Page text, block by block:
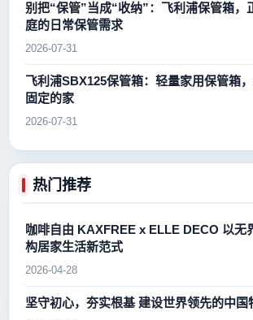
别把“保管”当成“收纳”：飞利浦保管箱，
庭的日常保管需求
2026-07-31
飞利浦SBX125保管箱：轻量家用保管箱
固定的家
2026-07-31
热门推荐
咖啡自由 KAXFREE x ELLE DECO 以无
构居家生活新范式
2026-04-28
坚守初心，夯实根基 建设世界领